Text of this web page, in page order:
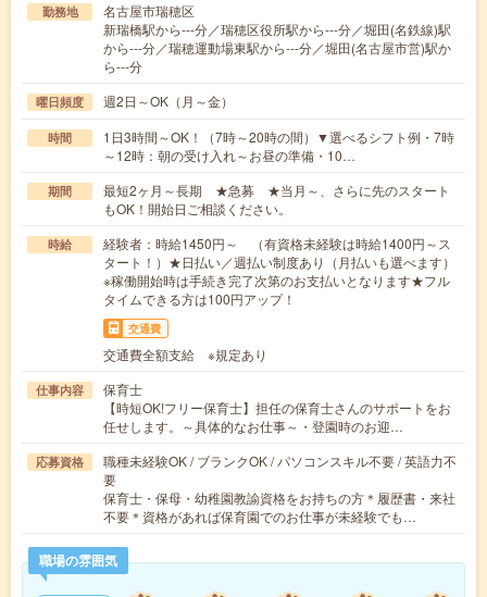
勤務地
名古屋市瑞穂区
新瑞橋駅から---分／瑞穂区役所駅から---分／堀田(名鉄線)駅
から---分／瑞穂運動場東駅から---分／堀田(名古屋市営)駅か
ら---分
曜日頻度 週2日～OK（月～金）
時間
1日3時間～OK！（7時～20時の間）▼選べるシフト例・7時
～12時：朝の受け入れ～お昼の準備・10…
期間
最短2ヶ月～長期 ★急募 ★当月～、さらに先のスタート
もOK！開始日ご相談ください。
時給
経験者：時給1450円～ （有資格未経験は時給1400円～ス
タート！）★日払い／週払い制度あり（月払いも選べます）
※稼働開始時は手続き完了次第のお支払いとなります★フル
タイムできる方は100円アップ！
交通費
交通費全額支給 ※規定あり
仕事内容
保育士
【時短OK!フリー保育士】担任の保育士さんのサポートをお
任せします。～具体的なお仕事～・登園時のお迎…
応募資格
職種未経験OK / ブランクOK / パソコンスキル不要 / 英語力不
要
保育士・保母・幼稚園教諭資格をお持ちの方＊履歴書・来社
不要＊資格があれば保育園でのお仕事が未経験でも…
職場の雰囲気